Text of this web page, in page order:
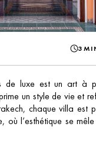
de luxe est un art à
un style de vie et
chaque villa est
où l’esthétique se